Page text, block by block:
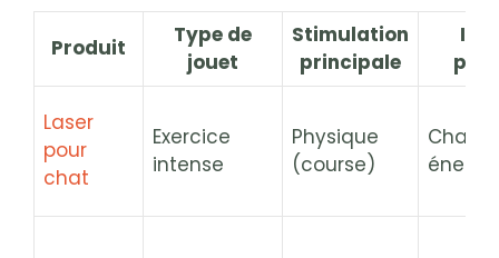
Produit
Type de
jouet
Stimulation
principale
Laser
pour
chat
Exercice
intense
Physique
(course)
Chats